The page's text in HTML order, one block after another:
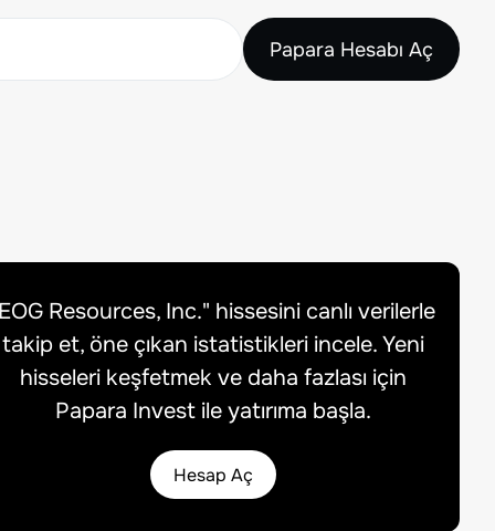
Papara Hesabı Aç
EOG Resources, Inc." hissesini canlı verilerle
takip et, öne çıkan istatistikleri incele. Yeni
hisseleri keşfetmek ve daha fazlası için
Papara Invest ile yatırıma başla.
Hesap Aç